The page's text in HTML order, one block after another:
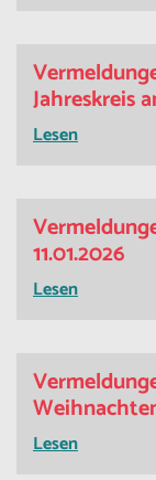
Jahreskreis
Lesen
11.01.2026
Lesen
Lesen